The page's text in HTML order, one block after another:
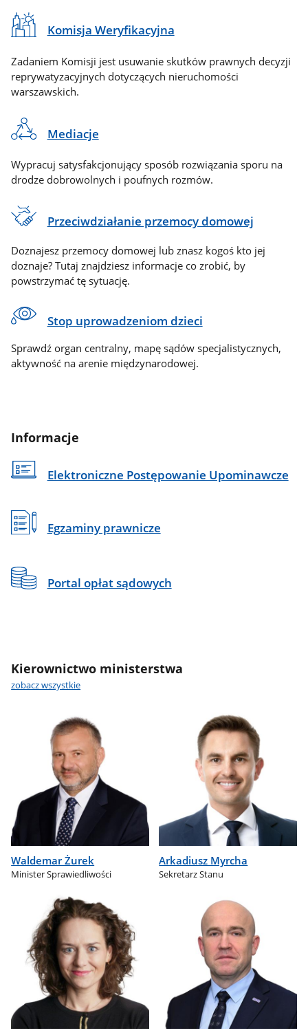
Komisja Weryfikacyjna
Zadaniem Komisji jest usuwanie skutków prawnych decyzji
reprywatyzacyjnych dotyczących nieruchomości
warszawskich.
Mediacje
Wypracuj satysfakcjonujący sposób rozwiązania sporu na
drodze dobrowolnych i poufnych rozmów.
Przeciwdziałanie przemocy domowej
Doznajesz przemocy domowej lub znasz kogoś kto jej
doznaje? Tutaj znajdziesz informacje co zrobić, by
powstrzymać tę sytuację.
Stop uprowadzeniom dzieci
Sprawdź organ centralny, mapę sądów specjalistycznych,
aktywność na arenie międzynarodowej.
Informacje
Elektroniczne Postępowanie Upominawcze
Egzaminy prawnicze
Portal opłat sądowych
Kierownictwo ministerstwa
zobacz wszystkie
Waldemar Żurek
Minister Sprawiedliwości
Arkadiusz Myrcha
Sekretarz Stanu